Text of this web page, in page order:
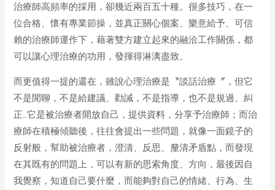
治療師高頻率的採用，卻幾近兩百五十種。很多技巧，在一
位合格、懷有專業節操，並真正關心個案、樂意給予、可信
賴的治療師運作下，藉著雙方建立起來的融洽工作關係，都
可以讓心理治療的功用，發揮得淋漓盡致。
而更值得一提的還在，雖說心理治療是〝談話治療〞，但它
不是閒聊，不是給建議、勸誡，不是指導，也不是規過、糾
正…它是被治療者開放自己，提供資料，分享予治療師；而治
療師在積極傾聽後，往往會提出一些問題，就像一面鏡子的
反射般，幫助被治療者，澄清、反思、釐清矛盾點，而發現
在其既有的問題上，可以有新的思索角度、方向，最後因自
我覺察，知道自己要什麼，而能夠對自己的情緒、行為、生